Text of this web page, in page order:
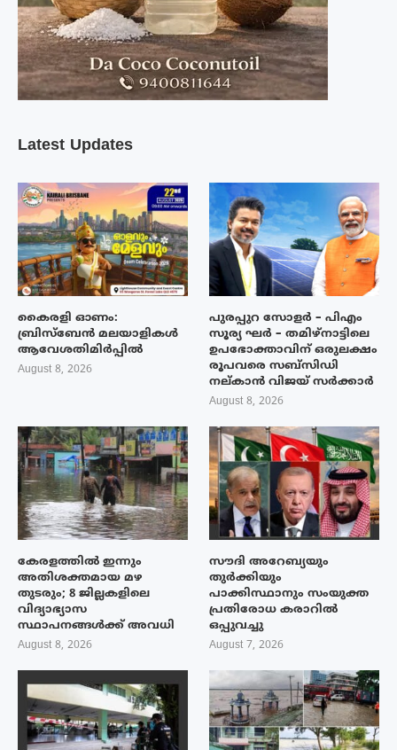
Latest Updates
കൈരളി ഓണം:
ബ്രിസ്ബേൻ മലയാളികൾ
ആവേശതിമിർപ്പിൽ
August 8, 2026
പുരപ്പുറ സോളർ – പിഎം
സൂര്യ ഘർ – തമിഴ്നാട്ടിലെ
ഉപഭോക്താവിന് ഒരുലക്ഷം
രൂപവരെ സബ്സിഡി
നല്കാൻ വിജയ് സർക്കാർ
August 8, 2026
കേരളത്തിൽ ഇന്നും
അതിശക്തമായ മഴ
തുടരും; 8 ജില്ലകളിലെ
വിദ്യാഭ്യാസ
സ്ഥാപനങ്ങൾക്ക് അവധി
August 8, 2026
സൗദി അറേബ്യയും
തുർക്കിയും
പാക്കിസ്ഥാനും സംയുക്ത
പ്രതിരോധ കരാറിൽ
ഒപ്പുവച്ചു
August 7, 2026